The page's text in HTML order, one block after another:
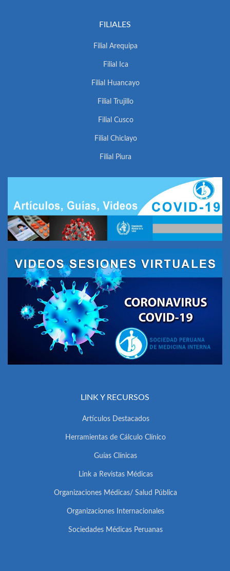
FILIALES
Filial Arequipa
Filial Ica
Filial Huancayo
Filial Trujillo
Filial Cusco
Filial Chiclayo
Filial Piura
LINK Y RECURSOS
Artículos Destacados
Herramientas de Cálculo Clínico
Guías Clínicas
Link a Revistas Médicas
Organizaciones Médicas/ Salud Pública
Organizaciones Internacionales
Sociedades Médicas Peruanas